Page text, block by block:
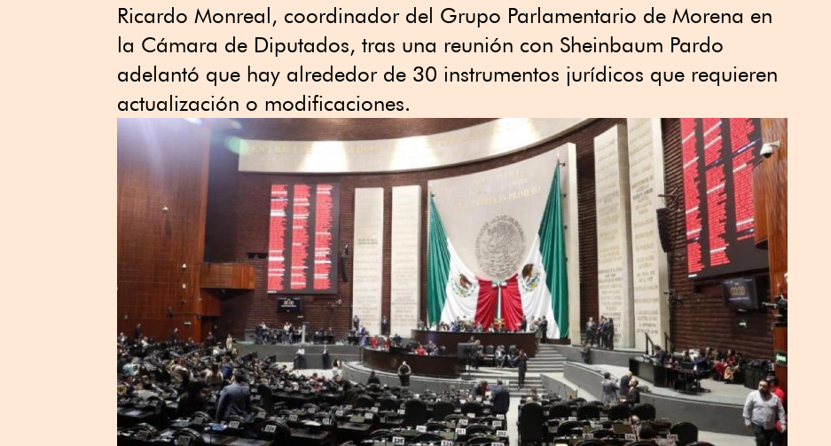
Ricardo Monreal, coordinador del Grupo Parlamentario de Morena en
la Cámara de Diputados, tras una reunión con Sheinbaum Pardo
adelantó que hay alrededor de 30 instrumentos jurídicos que requieren
actualización o modificaciones.